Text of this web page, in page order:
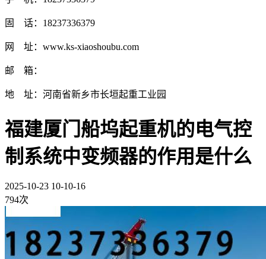
固 话：18237336379
网 址：www.ks-xiaoshoubu.com
邮 箱：
地 址：河南省新乡市长垣起重工业园
福建厦门船坞起重机的电气控
制系统中变频器的作用是什么
2025-10-23 10-10-16
794次